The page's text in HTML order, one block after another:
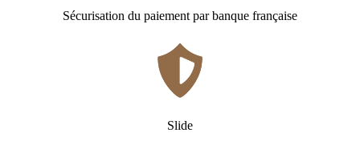
Sécurisation du paiement par banque française
Slide